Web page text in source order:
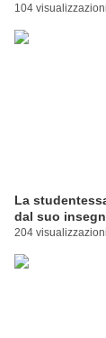
104 visualizzazioni
La
dal suo
204 visualizzazioni